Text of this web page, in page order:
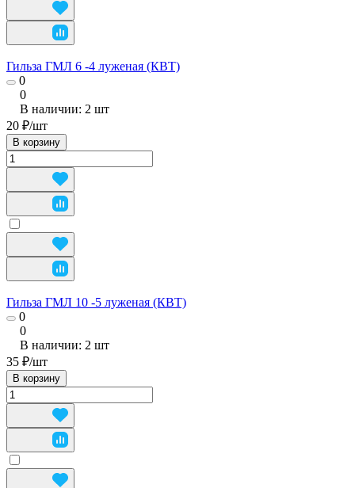
Гильза ГМЛ 6 -4 луженая (КВТ)
0
0
В наличии: 2 шт
20 ₽/шт
В корзину
Гильза ГМЛ 10 -5 луженая (КВТ)
0
0
В наличии: 2 шт
35 ₽/шт
В корзину